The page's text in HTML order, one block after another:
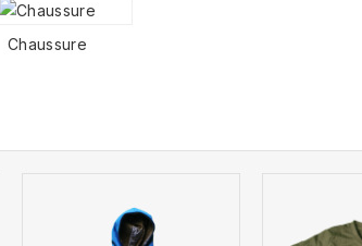
Chaussure